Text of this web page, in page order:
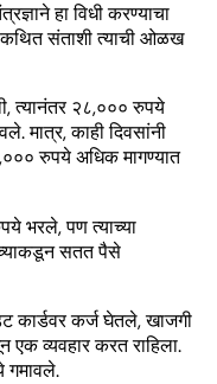
हा विधी करण्याचा
कथित संताशी त्याची ओळख
त्यानंतर २८,००० रुपये
मात्र, काही दिवसांनी
रुपये अधिक मागण्यात
भरले, पण त्याच्या
सतत पैसे
कार्डवर कर्ज घेतले, खाजगी
व्यवहार करत राहिला.
गमावले.